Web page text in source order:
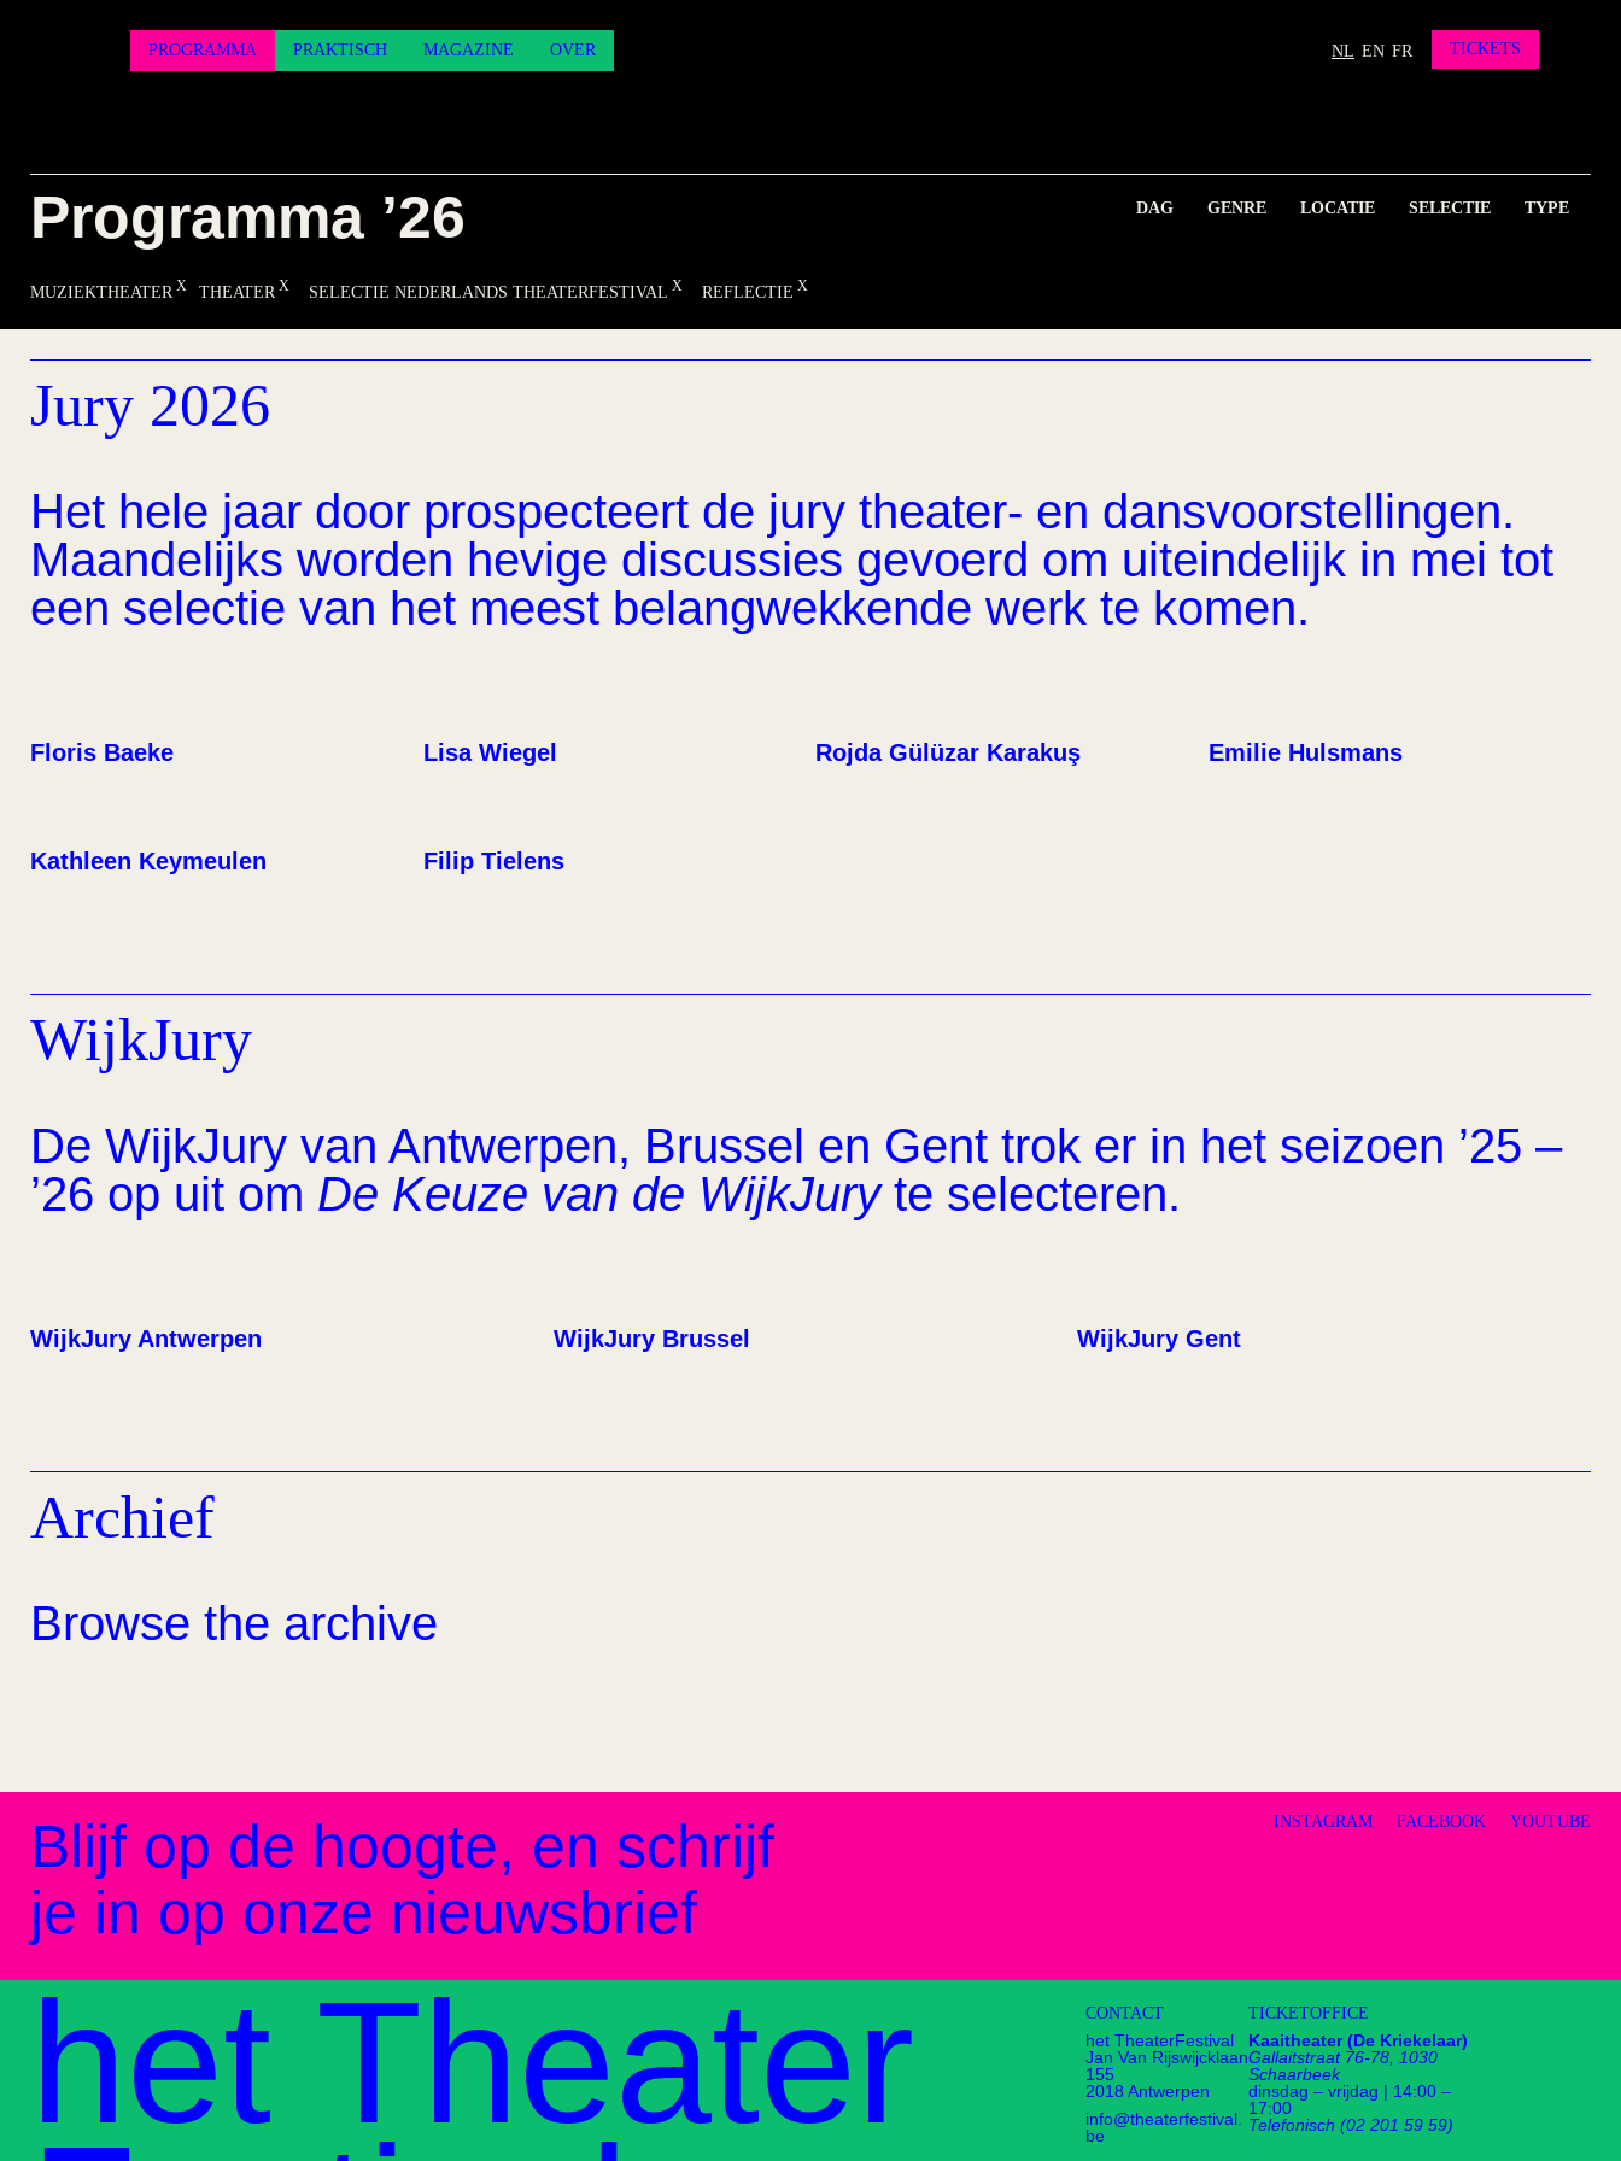
NL EN FR
PROGRAMMA PRAKTISCH MAGAZINE OVER TICKETS
Programma ’26 DAG GENRE LOCATIE SELECTIE TYPE
MUZIEKTHEATER THEATER SELECTIE NEDERLANDS THEATERFESTIVAL REFLECTIE
Jury 2026
Het hele jaar door prospecteert de jury theater- en dansvoorstellingen.
Maandelijks worden hevige discussies gevoerd om uiteindelijk in mei tot
een selectie van het meest belangwekkende werk te komen.
Floris Baeke Lisa Wiegel Rojda Gülüzar Karakuş Emilie Hulsmans
Kathleen Keymeulen Filip Tielens
WijkJury
De WijkJury van Antwerpen, Brussel en Gent trok er in het seizoen ’25 –
’26 op uit om De Keuze van de WijkJuryte selecteren.
WijkJury Antwerpen WijkJury Brussel WijkJury Gent
Archief
Browse the archive
Blijf op de hoogte, en schrijf
je in op onze nieuwsbrief
INSTAGRAM FACEBOOK YOUTUBE
het Theater CONTACT
het TheaterFestival
Jan Van Rijswijcklaan
155
2018 Antwerpen
info@theaterfestival.
be
TICKETOFFICE
Kaaitheater (De Kriekelaar)
Gallaitstraat 76-78, 1030
Schaarbeek
dinsdag – vrijdag | 14:00 –
17:00
Telefonisch (02 201 59 59)